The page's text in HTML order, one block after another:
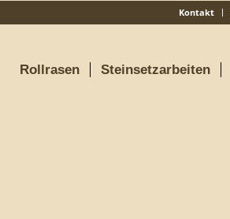
Kontakt
Rollrasen Steinsetzarbeiten